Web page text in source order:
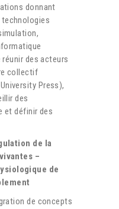
donnant
technologies
des acteurs
collectif
Press),
des
et définir des
de la
–
de
de concepts